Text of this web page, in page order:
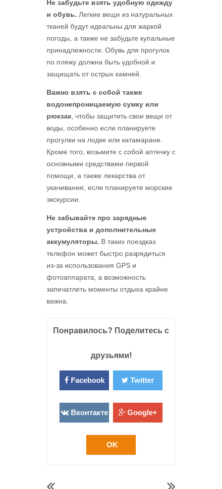
Не забудьте взять удобную одежду
и обувь. Легкие вещи из натуральных
тканей будут идеальны для жаркой
погоды, а также не забудьте купальные
принадлежности. Обувь для прогулок
по пляжу должна быть удобной и
защищать от острых камней.
Важно взять с собой также
водонепроницаемую сумку или
рюкзак , чтобы защитить свои вещи от
воды, особенно если планируете
прогулки на лодке или катамаране.
Кроме того, возьмите с собой аптечку с
основными средствами первой
помощи, а также лекарства от
укачивания, если планируете морские
экскурсии.
Не забывайте про зарядные
устройства и дополнительные
аккумуляторы. В таких поездках
телефон может быстро разрядиться
из-за использования GPS и
фотоаппарата, а возможность
запечатлеть моменты отдыха крайне
важна.
Понравилось? Поделитесь с
друзьями!
Facebook Twitter
Вконтакте Google+
OK